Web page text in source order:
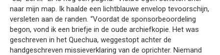
naar mijn map. Ik haalde een lichtblauwe envelop tevoorschijn,
versleten aan de randen. “Voordat de sponsorbeoordeling
begon, vond ik een briefje in de oude archiefkopie. Het was
geschreven in het Quechua, weggestopt achter de
handgeschreven missieverklaring van de oprichter. Niemand